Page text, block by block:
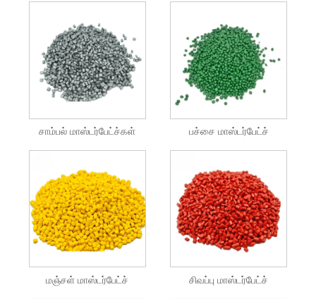
சாம்பல் மாஸ்டர்பேட்ச்கள் பச்சை மாஸ்டர்பேட்ச்
மஞ்சள் மாஸ்டர்பேட்ச் சிவப்பு மாஸ்டர்பேட்ச்